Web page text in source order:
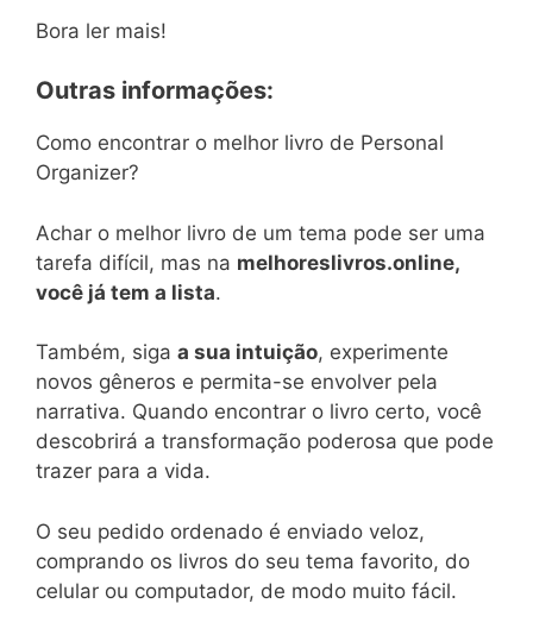
Bora ler mais!
Outras informações:
Como encontrar o melhor livro de Personal
Organizer?
Achar o melhor livro de um tema pode ser uma
tarefa difícil, mas na melhoreslivros.online,
você já tem a lista.
Também, siga a sua intuição, experimente
novos gêneros e permita-se envolver pela
narrativa. Quando encontrar o livro certo, você
descobrirá a transformação poderosa que pode
trazer para a vida.
O seu pedido ordenado é enviado veloz,
comprando os livros do seu tema favorito, do
celular ou computador, de modo muito fácil.